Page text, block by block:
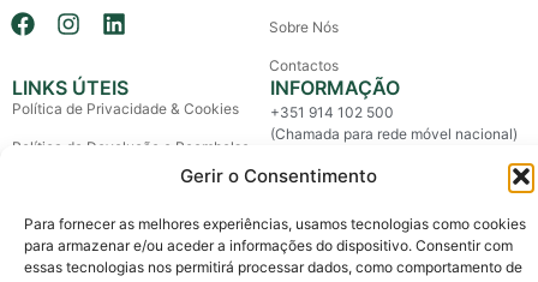
Gerir o Consentimento
Para fornecer as melhores experiências, usamos tecnologias como cookies
para armazenar e/ou aceder a informações do dispositivo. Consentir com
essas tecnologias nos permitirá processar dados, como comportamento de
Sobre Nós
Contactos
LINKS ÚTEIS
Política de Privacidade & Cookies
Política de Devolução e Reembolso
Litígios de Consumo
Livro de Reclamações
INFORMAÇÃO
+351 914 102 500
(Chamada para rede móvel nacional)
info@boxaway.pt